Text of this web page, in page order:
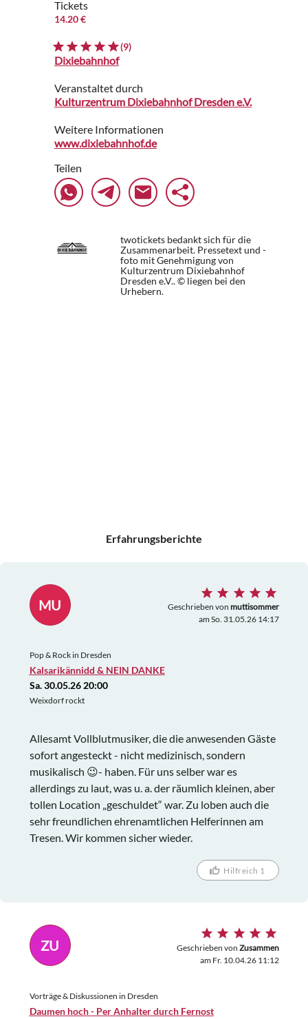
Tickets
14.20 €
(9)
Dixiebahnhof
Veranstaltet durch
Kulturzentrum Dixiebahnhof Dresden e.V.
Weitere Informationen
www.dixiebahnhof.de
Teilen
twotickets bedankt sich für die
Zusammenarbeit. Pressetext und -
foto mit Genehmigung von
Kulturzentrum Dixiebahnhof
Dresden e.V.. © liegen bei den
Urhebern.
Erfahrungsberichte
MU Geschrieben von muttisommer
am So. 31.05.26 14:17
Pop & Rock in Dresden
Kalsarikännidd & NEIN DANKE
Sa. 30.05.26 20:00
Weixdorf rockt
Allesamt Vollblutmusiker, die die anwesenden Gäste
sofort angesteckt - nicht medizinisch, sondern
musikalisch 😉- haben. Für uns selber war es
allerdings zu laut, was u. a. der räumlich kleinen, aber
tollen Location „geschuldet“ war. Zu loben auch die
sehr freundlichen ehrenamtlichen Helferinnen am
Tresen. Wir kommen sicher wieder.
Hilfreich 1
ZU Geschrieben von Zusammen
am Fr. 10.04.26 11:12
Vorträge & Diskussionen in Dresden
Daumen hoch - Per Anhalter durch Fernost